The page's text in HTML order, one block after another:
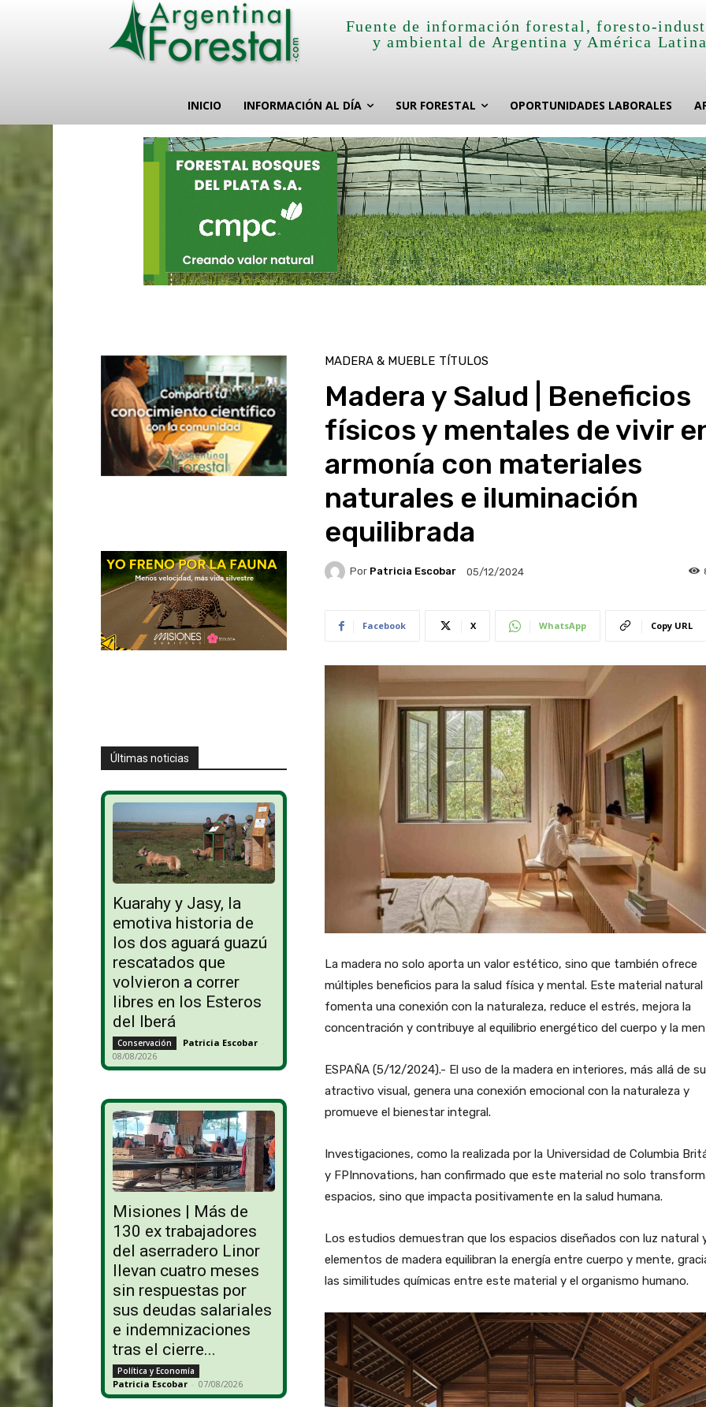
Fuente de información forestal, foresto-
y ambiental de Argentina y América
INICIO INFORMACIÓN AL DÍA SUR FORESTAL OPORTUNIDADES LABORALES
Últimas noticias
Kuarahy y Jasy, la
emotiva historia de
los dos aguará guazú
rescatados que
volvieron a correr
libres en los Esteros
del Iberá
Conservación Patricia Escobar -
08/08/2026
Misiones | Más de
130 ex trabajadores
del aserradero Linor
llevan cuatro meses
sin respuestas por
sus deudas salariales
e indemnizaciones
tras el cierre...
Política y Economía
Patricia Escobar - 07/08/2026
MADERA & MUEBLE TÍTULOS
Madera y Salud | Beneficios
físicos y mentales de vivir
armonía con materiales
naturales e iluminación
equilibrada
Por Patricia Escobar 05/12/2024
Facebook X WhatsApp Copy URL
La madera no solo aporta un valor estético, sino que también ofrece
múltiples beneficios para la salud física y mental. Este material natural
fomenta una conexión con la naturaleza, reduce el estrés, mejora la
concentración y contribuye al equilibrio energético del cuerpo y la
ESPAÑA (5/12/2024).- El uso de la madera en interiores, más allá de su
atractivo visual, genera una conexión emocional con la naturaleza y
promueve el bienestar integral.
Investigaciones, como la realizada por la Universidad de Columbia
y FPInnovations, han confirmado que este material no solo
espacios, sino que impacta positivamente en la salud humana.
Los estudios demuestran que los espacios diseñados con luz natural
elementos de madera equilibran la energía entre cuerpo y mente,
las similitudes químicas entre este material y el organismo humano.